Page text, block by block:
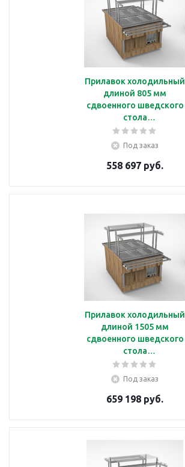
Прилавок холодильный
длиной 805 мм
сдвоенного шведского
стола
Челябторгтехника
RС41А2
Под заказ
558 697 руб.
Прилавок холодильный
длиной 1505 мм
сдвоенного шведского
стола
Челябторгтехника
RС43А2
Под заказ
659 198 руб.